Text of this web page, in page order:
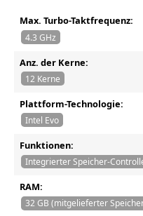
Max. Turbo-Taktfrequenz:
4.3 GHz
Anz. der Kerne:
12 Kerne
Plattform-Technologie:
Intel Evo
Funktionen:
Integrierter Speicher-
RAM:
32 GB (mitgelieferter